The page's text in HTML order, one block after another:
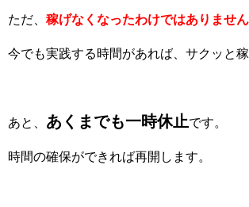
ただ、 稼げなくなったわけではありません
今でも実践する時間があれば、サクッと稼
あと、 あくまでも一時休止です。
時間の確保ができれば再開します。